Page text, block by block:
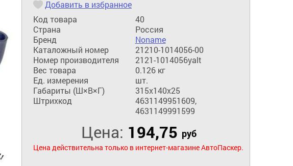
Добавить в избранное
Код товара
40
Страна
Россия
Бренд
Noname
Каталожный номер
21210-1014056-00
Номер производителя
2121-1014056уalt
Вес товара
0.126 кг
Ед. измерения
шт.
Габариты (Ш×В×Г)
315x140x25
Штрихкод
4631149951609,
4631149991599
Цена: 194,75 руб
Цена действительна только в интернет-магазине АвтоПаскер.